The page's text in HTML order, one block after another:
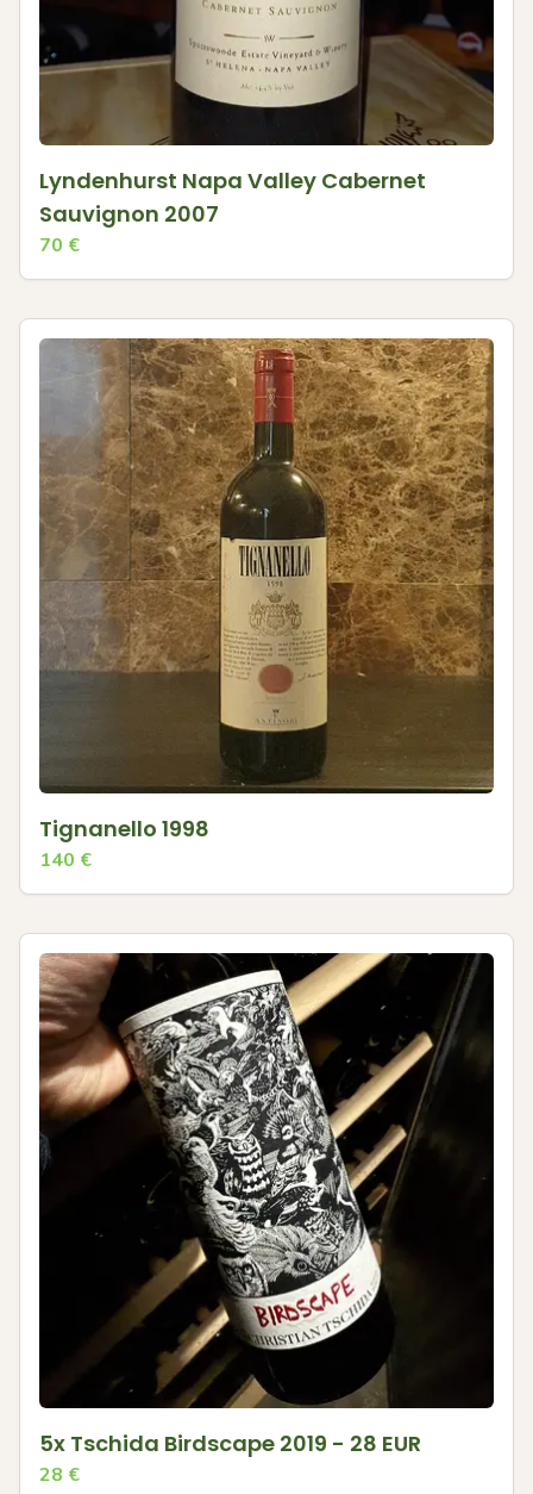
Lyndenhurst Napa Valley Cabernet
Sauvignon 2007
70 €
Tignanello 1998
140 €
5x Tschida Birdscape 2019 - 28 EUR
28 €